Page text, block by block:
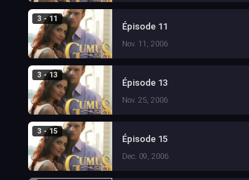
3 - 11
Épisode 11
Nov. 11, 2006
3 - 13
Épisode 13
Nov. 25, 2006
3 - 15
Épisode 15
Dec. 09, 2006